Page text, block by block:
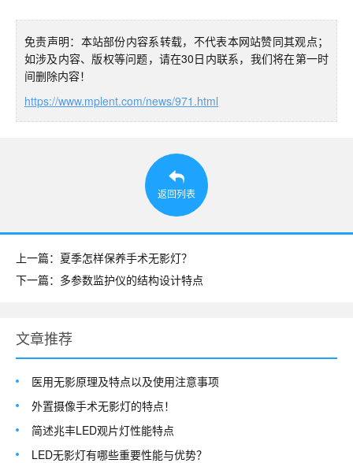
免责声明：本站部份内容系转载，不代表本网站赞同其观点；
如涉及内容、版权等问题，请在30日内联系，我们将在第一时
间删除内容！
https://www.mplent.com/news/971.html
返回列表
上一篇：夏季怎样保养手术无影灯？
下一篇：多参数监护仪的结构设计特点
文章推荐
医用无影原理及特点以及使用注意事项
外置摄像手术无影灯的特点！
简述兆丰LED观片灯性能特点
LED无影灯有哪些重要性能与优势？